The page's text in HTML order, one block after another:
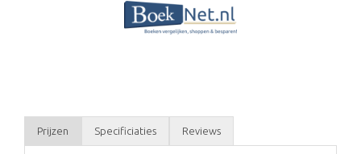
Prijzen Specificiaties Reviews